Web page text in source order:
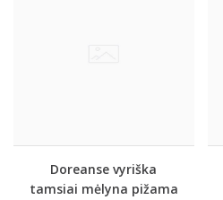
Doreanse vyriška
tamsiai mėlyna pižama